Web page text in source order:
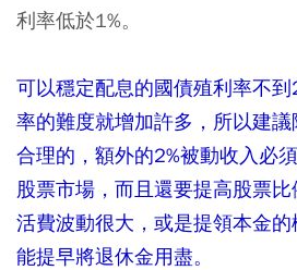
利率低於1%。
可以穩定配息的國債殖利率不
率的難度就增加許多，所以建
合理的，額外的2%被動收入必
股票市場，而且還要提高股票
活費波動很大，或是提領本金
能提早將退休金用盡。